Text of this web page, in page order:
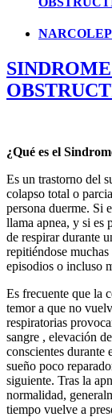
¿Qué es el
Es un trastorno del
colapso total o
persona duerme. Si
llama apnea, y si es
de respirar durante
repitiéndose
episodios o incluso
Es frecuente que la
temor a que no
respiratorias
sangre , elevación
conscientes durante
sueño poco
siguiente. Tras la
normalidad,
tiempo vuelve a